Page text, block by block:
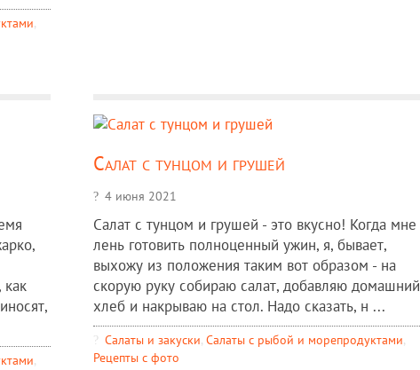
,
,
Салат с тунцом и грушей
4 июня 2021
Салат с тунцом и грушей - это вкусно! Когда мне
лень готовить полноценный ужин, я, бывает,
выхожу из положения таким вот образом - на
скорую руку собираю салат, добавляю домашний
хлеб и накрываю на стол. Надо сказать, н ...
Салаты и закуски, Салаты с рыбой и морепродуктами,
Рецепты c фото